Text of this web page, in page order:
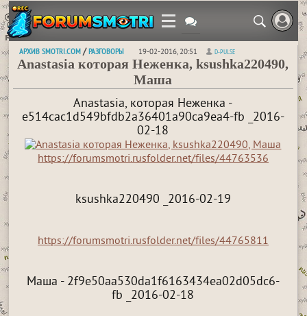
АРХИВ SMOTRI.COM /РАЗГОВОРЫ 19-02-2016, 20:51 D-PULSE
Anastasia которая Неженка, ksushka220490,
Маша
Anastasia, которая Неженка -
e514cac1d549bfdb2a36401a90ca9ea4-fb _2016-
02-18
https://forumsmotri.rusfolder.net/files/44763536
ksushka220490 _2016-02-19
https://forumsmotri.rusfolder.net/files/44765811
Маша - 2f9e50aa530da1f6163434ea02d05dc6-
fb _2016-02-18